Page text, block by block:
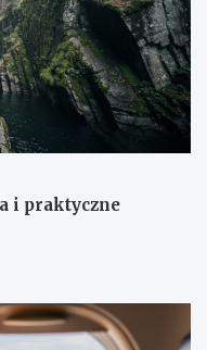
i praktyczne